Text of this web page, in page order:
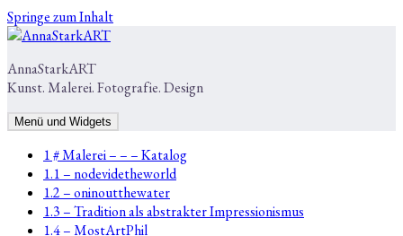
Springe zum Inhalt
AnnaStarkART
Kunst. Malerei. Fotografie. Design
Menü und Widgets
1 # Malerei – – – Katalog
1.1 – nodevidetheworld
1.2 – oninoutthewater
1.3 – Tradition als abstrakter Impressionismus
1.4 – MostArtPhil